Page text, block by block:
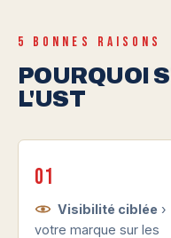
5 BONNES RAISONS
POURQUOI
L'UST
01
Visibilité ciblée ›
votre marque sur les